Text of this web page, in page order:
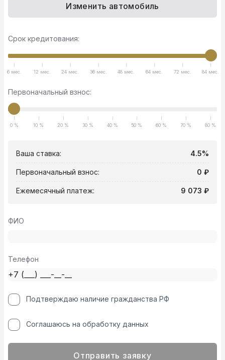
Изменить автомобиль
Срок кредитования:
6 мес. 12 мес. 24 мес. 36 мес. 48 мес. 64 мес. 72 мес. 84 мес.
Первоначальный взнос:
0 % 10 % 20 % 30 % 40 % 50 % 60 % 70 % 80 %
Ваша ставка: 4.5%
Первоначальный взнос: 0 ₽
Ежемесячный платеж: 9 073 ₽
ФИО
Телефон
Подтверждаю наличие гражданства РФ
Соглашаюсь на обработку данных
Отправить заявку